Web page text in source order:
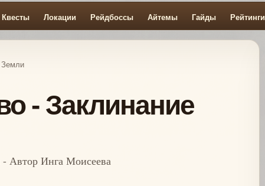
Квесты Локации Рейдбоссы Айтемы Гайды Рейтинги
Земли
- Заклинание
Автор Инга Моисеева